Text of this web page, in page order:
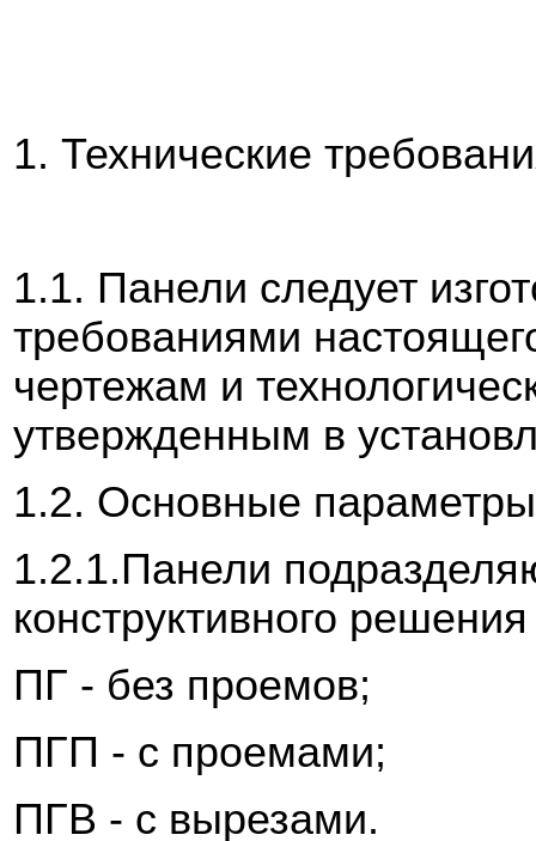
1. Технические
1.1. Панели следует
требованиями
чертежам и
утвержденным в
1.2. Основные
1.2.1.Панели
конструктивного
ПГ - без проемов;
ПГП - с проемами;
ПГВ - с вырезами.